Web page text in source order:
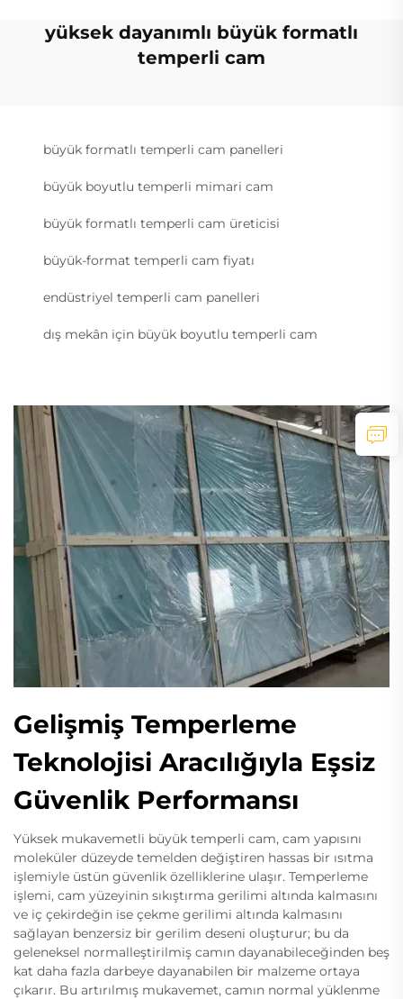
yüksek dayanımlı büyük formatlı
temperli cam
büyük formatlı temperli cam panelleri
büyük boyutlu temperli mimari cam
büyük formatlı temperli cam üreticisi
büyük-format temperli cam fiyatı
endüstriyel temperli cam panelleri
dış mekân için büyük boyutlu temperli cam
Gelişmiş Temperleme
Teknolojisi Aracılığıyla Eşsiz
Güvenlik Performansı
Yüksek mukavemetli büyük temperli cam, cam yapısını
moleküler düzeyde temelden değiştiren hassas bir ısıtma
işlemiyle üstün güvenlik özelliklerine ulaşır. Temperleme
işlemi, cam yüzeyinin sıkıştırma gerilimi altında kalmasını
ve iç çekirdeğin ise çekme gerilimi altında kalmasını
sağlayan benzersiz bir gerilim deseni oluşturur; bu da
geleneksel normalleştirilmiş camın dayanabileceğinden beş
kat daha fazla darbeye dayanabilen bir malzeme ortaya
çıkarır. Bu artırılmış mukavemet, camın normal yüklenme